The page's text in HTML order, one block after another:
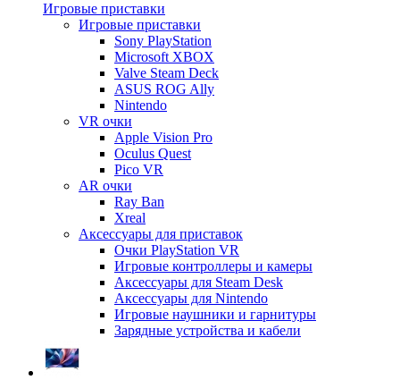
Игровые приставки
Игровые приставки
Sony PlayStation
Microsoft XBOX
Valve Steam Deck
ASUS ROG Ally
Nintendo
VR очки
Apple Vision Pro
Oculus Quest
Pico VR
AR очки
Ray Ban
Xreal
Аксессуары для приставок
Очки PlayStation VR
Игровые контроллеры и камеры
Аксессуары для Steam Desk
Аксессуары для Nintendo
Игровые наушники и гарнитуры
Зарядные устройства и кабели